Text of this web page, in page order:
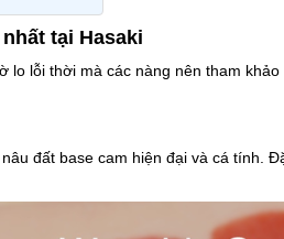
tại Hasaki
lo lỗi thời mà các nàng nên tham khảo
đất base cam hiện đại và cá tính.